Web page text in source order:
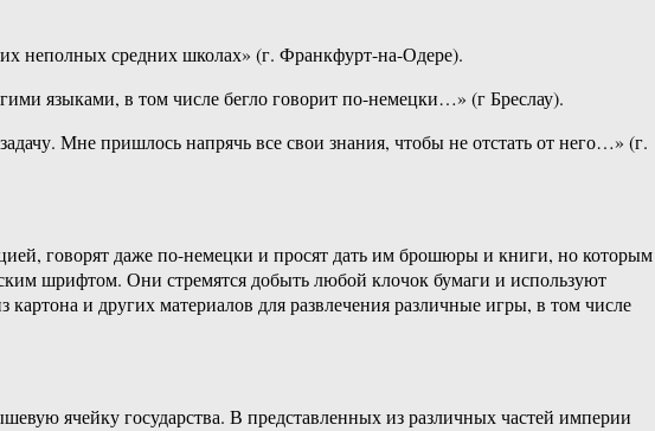
неполных средних школах» (г. Франкфурт-на-Одере).
языками, в том числе бегло говорит по-немецки…» (г Бреслау).
Мне пришлось напрячь все свои знания, чтобы не отстать от него…» (г.
говорят даже по-немецки и просят дать им брошюры и книги, но которым
шрифтом. Они стремятся добыть любой клочок бумаги и используют
и других материалов для развлечения различные игры, в том числе
ячейку государства. В представленных из различных частей империи